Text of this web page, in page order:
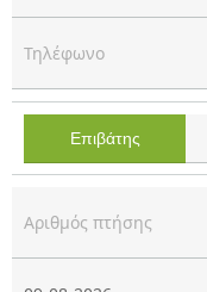
Είστε
Επιβάτης
Επιβάτης